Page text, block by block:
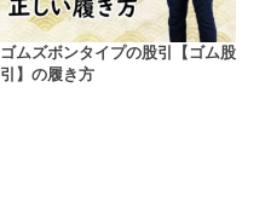
ゴムズボンタイプの股引【ゴム股
引】の履き方